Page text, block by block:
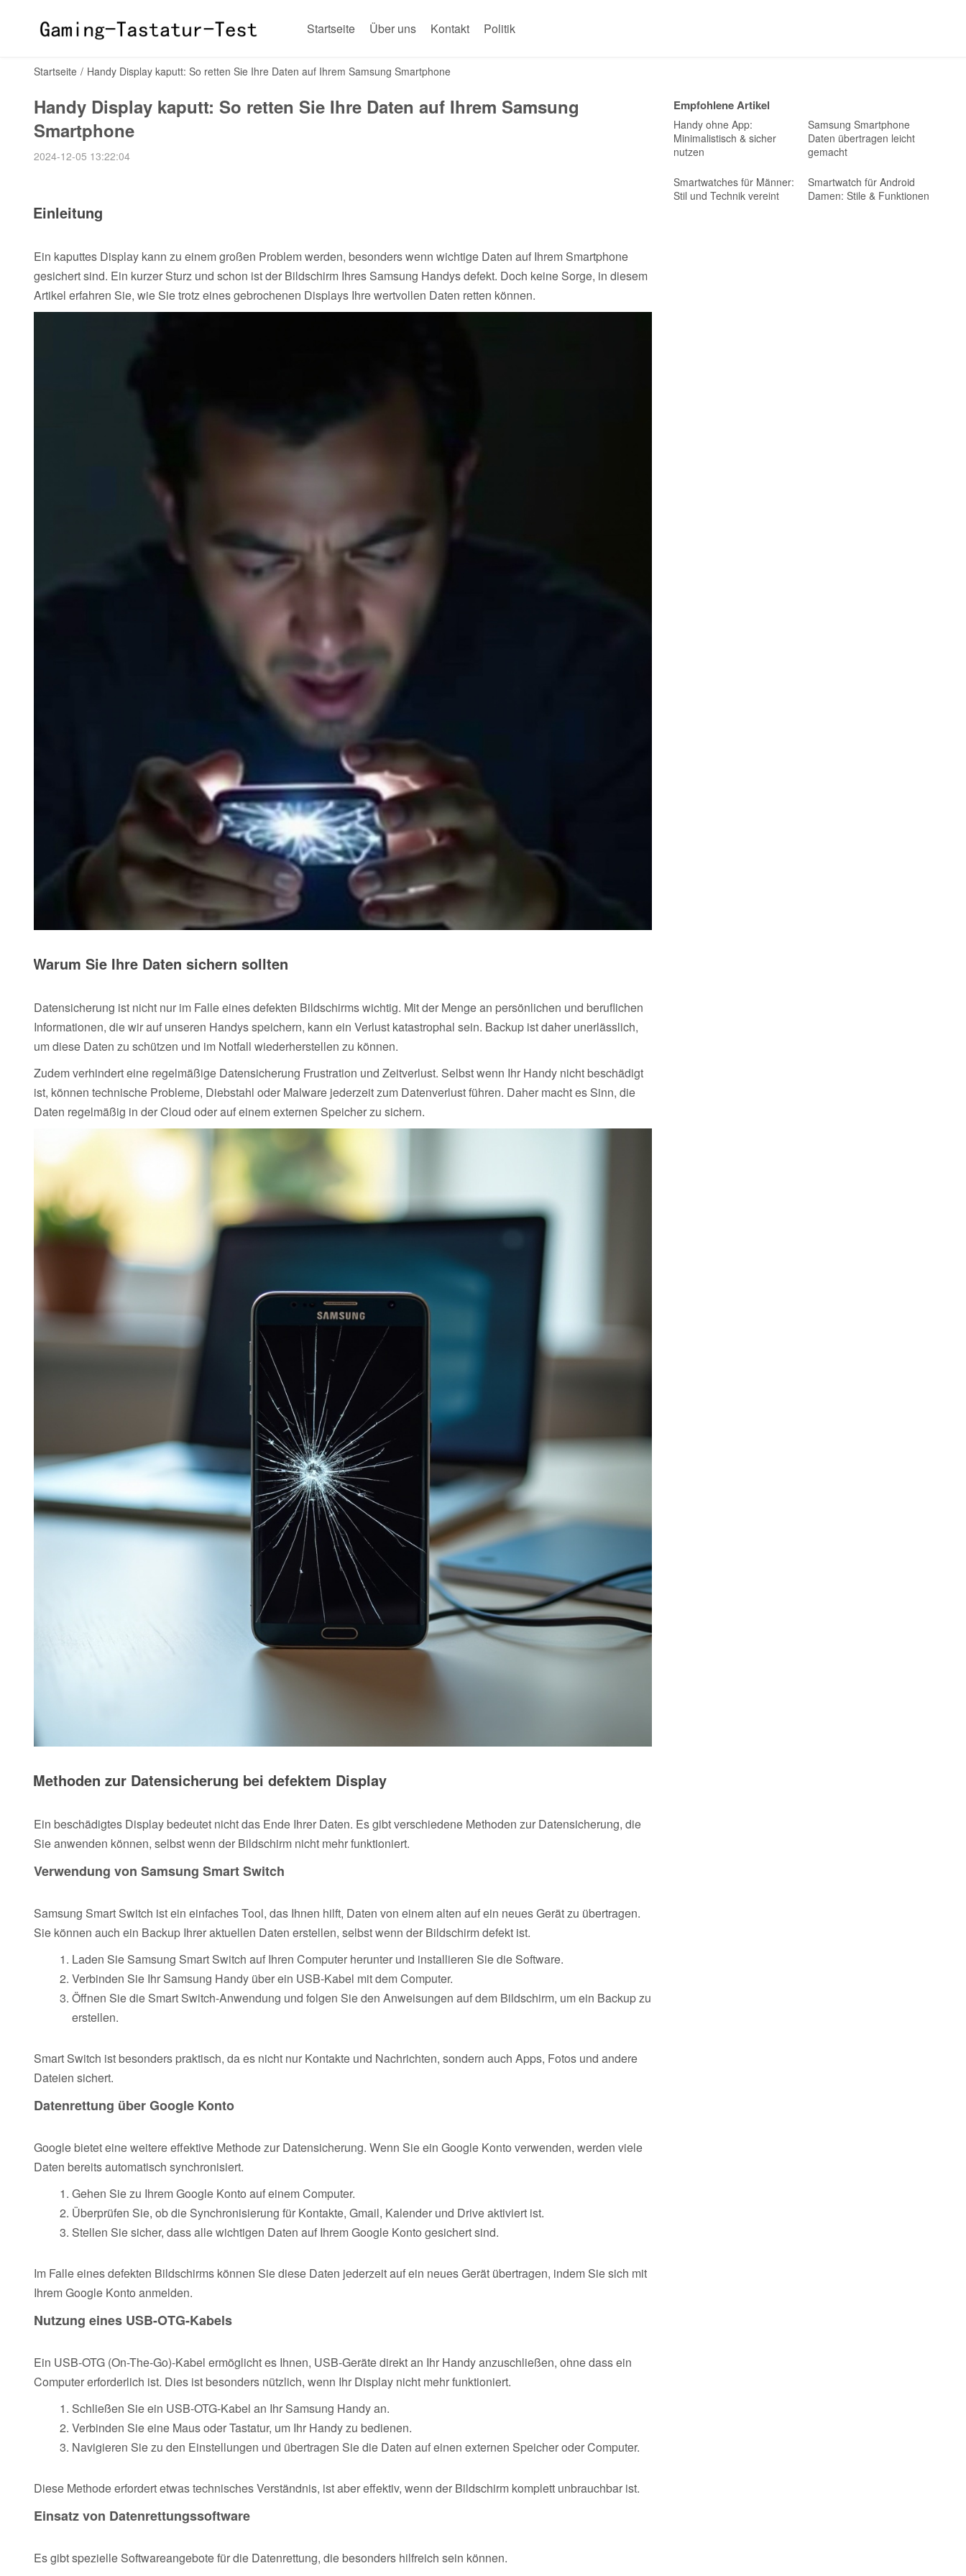
Startseite Über uns Kontakt Politik
Startseite / Handy Display kaputt: So retten Sie Ihre Daten auf Ihrem Samsung Smartphone
Handy Display kaputt: So retten Sie Ihre Daten auf Ihrem Samsung
Smartphone
2024-12-05 13:22:04
Einleitung
Ein kaputtes Display kann zu einem großen Problem werden, besonders wenn wichtige Daten auf Ihrem Smartphone
gesichert sind. Ein kurzer Sturz und schon ist der Bildschirm Ihres Samsung Handys defekt. Doch keine Sorge, in diesem
Artikel erfahren Sie, wie Sie trotz eines gebrochenen Displays Ihre wertvollen Daten retten können.
Warum Sie Ihre Daten sichern sollten
Datensicherung ist nicht nur im Falle eines defekten Bildschirms wichtig. Mit der Menge an persönlichen und beruflichen
Informationen, die wir auf unseren Handys speichern, kann ein Verlust katastrophal sein. Backup ist daher unerlässlich,
um diese Daten zu schützen und im Notfall wiederherstellen zu können.
Zudem verhindert eine regelmäßige Datensicherung Frustration und Zeitverlust. Selbst wenn Ihr Handy nicht beschädigt
ist, können technische Probleme, Diebstahl oder Malware jederzeit zum Datenverlust führen. Daher macht es Sinn, die
Daten regelmäßig in der Cloud oder auf einem externen Speicher zu sichern.
Methoden zur Datensicherung bei defektem Display
Ein beschädigtes Display bedeutet nicht das Ende Ihrer Daten. Es gibt verschiedene Methoden zur Datensicherung, die
Sie anwenden können, selbst wenn der Bildschirm nicht mehr funktioniert.
Verwendung von Samsung Smart Switch
Samsung Smart Switch ist ein einfaches Tool, das Ihnen hilft, Daten von einem alten auf ein neues Gerät zu übertragen.
Sie können auch ein Backup Ihrer aktuellen Daten erstellen, selbst wenn der Bildschirm defekt ist.
Laden Sie Samsung Smart Switch auf Ihren Computer herunter und installieren Sie die Software.
Verbinden Sie Ihr Samsung Handy über ein USB-Kabel mit dem Computer.
Öffnen Sie die Smart Switch-Anwendung und folgen Sie den Anweisungen auf dem Bildschirm, um ein Backup zu
erstellen.
Smart Switch ist besonders praktisch, da es nicht nur Kontakte und Nachrichten, sondern auch Apps, Fotos und andere
Dateien sichert.
Datenrettung über Google Konto
Google bietet eine weitere effektive Methode zur Datensicherung. Wenn Sie ein Google Konto verwenden, werden viele
Daten bereits automatisch synchronisiert.
Gehen Sie zu Ihrem Google Konto auf einem Computer.
Überprüfen Sie, ob die Synchronisierung für Kontakte, Gmail, Kalender und Drive aktiviert ist.
Stellen Sie sicher, dass alle wichtigen Daten auf Ihrem Google Konto gesichert sind.
Im Falle eines defekten Bildschirms können Sie diese Daten jederzeit auf ein neues Gerät übertragen, indem Sie sich mit
Ihrem Google Konto anmelden.
Nutzung eines USB-OTG-Kabels
Ein USB-OTG (On-The-Go)-Kabel ermöglicht es Ihnen, USB-Geräte direkt an Ihr Handy anzuschließen, ohne dass ein
Computer erforderlich ist. Dies ist besonders nützlich, wenn Ihr Display nicht mehr funktioniert.
Schließen Sie ein USB-OTG-Kabel an Ihr Samsung Handy an.
Verbinden Sie eine Maus oder Tastatur, um Ihr Handy zu bedienen.
Navigieren Sie zu den Einstellungen und übertragen Sie die Daten auf einen externen Speicher oder Computer.
Diese Methode erfordert etwas technisches Verständnis, ist aber effektiv, wenn der Bildschirm komplett unbrauchbar ist.
Einsatz von Datenrettungssoftware
Es gibt spezielle Softwareangebote für die Datenrettung, die besonders hilfreich sein können.
Empfohlene Artikel
Handy ohne App:
Minimalistisch & sicher
nutzen
Samsung Smartphone
Daten übertragen leicht
gemacht
Smartwatches für Männer:
Stil und Technik vereint
Smartwatch für Android
Damen: Stile & Funktionen